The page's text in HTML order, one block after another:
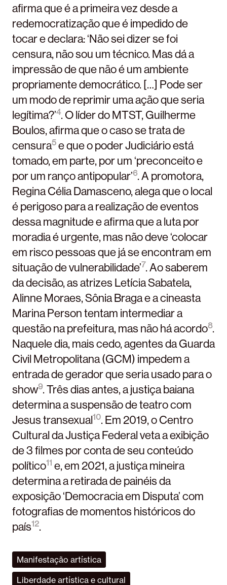
afirma que é a primeira vez desde a
redemocratização que é impedido de
tocar e declara: ‘Não sei dizer se foi
censura, não sou um técnico. Mas dá a
impressão de que não é um ambiente
propriamente democrático. […] Pode ser
um modo de reprimir uma ação que seria
legítima?’4. O líder do MTST, Guilherme
Boulos, afirma que o caso se trata de
censura5 e que o poder Judiciário está
tomado, em parte, por um ‘preconceito e
por um ranço antipopular’6. A promotora,
Regina Célia Damasceno, alega que o local
é perigoso para a realização de eventos
dessa magnitude e afirma que a luta por
moradia é urgente, mas não deve ‘colocar
em risco pessoas que já se encontram em
situação de vulnerabilidade’7. Ao saberem
da decisão, as atrizes Letícia Sabatela,
Alinne Moraes, Sônia Braga e a cineasta
Marina Person tentam intermediar a
questão na prefeitura, mas não há acordo8.
Naquele dia, mais cedo, agentes da Guarda
Civil Metropolitana (GCM) impedem a
entrada de gerador que seria usado para o
show9. Três dias antes, a justiça baiana
determina a suspensão de teatro com
Jesus transexual10. Em 2019, o Centro
Cultural da Justiça Federal veta a exibição
de 3 filmes por conta de seu conteúdo
político11 e, em 2021, a justiça mineira
determina a retirada de painéis da
exposição ‘Democracia em Disputa’ com
fotografias de momentos históricos do
país12.
Manifestação artística
Liberdade artística e cultural